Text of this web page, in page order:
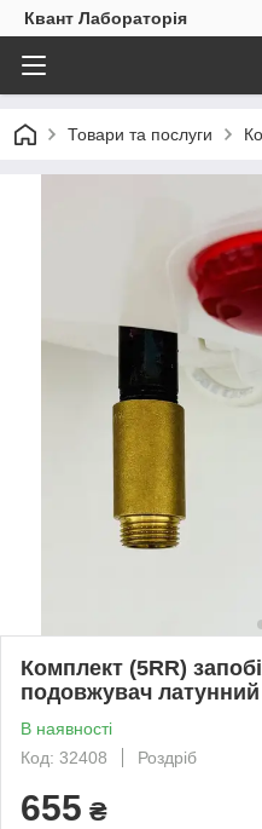
Квант Лабораторія
Товари та послуги
Комплект (5RR)
подовжувач
В наявності
Код: 32408
Роздріб
655 ₴